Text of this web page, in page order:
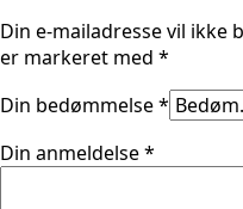
Din e-mailadresse vil ikke
er markeret med *
Din bedømmelse*
Din anmeldelse*